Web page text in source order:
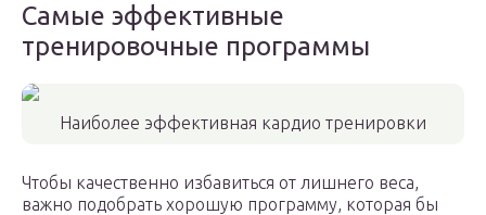
Самые эффективные
тренировочные программы
Наиболее эффективная кардио тренировки
Чтобы качественно избавиться от лишнего веса,
важно подобрать хорошую программу, которая бы